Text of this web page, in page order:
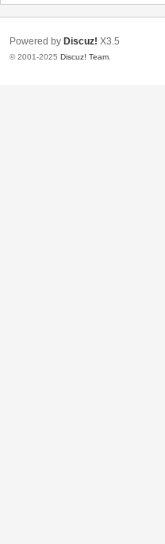
Powered by Discuz! X3.5
© 2001-2025 Discuz! Team